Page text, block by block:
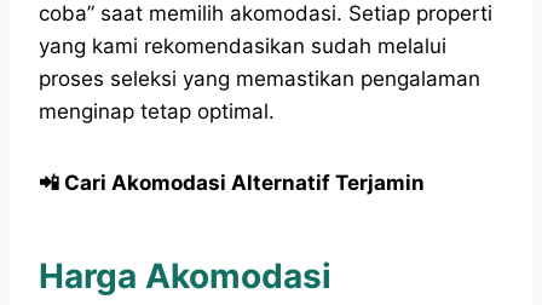
coba” saat memilih akomodasi. Setiap properti
yang kami rekomendasikan sudah melalui
proses seleksi yang memastikan pengalaman
menginap tetap optimal.
📲 Cari Akomodasi Alternatif Terjamin
Harga Akomodasi